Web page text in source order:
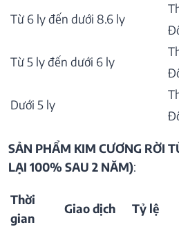
Từ 6 ly đến dưới 8.6 ly
Từ 5 ly đến dưới 6 ly
Dưới 5 ly
SẢN PHẨM KIM CƯƠNG RỜI
LẠI 100% SAU 2 NĂM):
Thời
gian
Giao dịch Tỷ lệ